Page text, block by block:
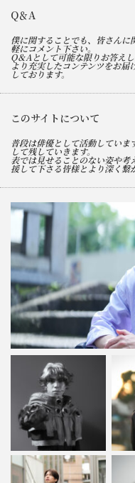
Q＆A
僕に関することでも、皆さん
軽にコメント下さい。
Q＆Aとして可能な限りお答えし
より充実したコンテンツをお届
しております。
このサイトについて
普段は俳優として活動してい
して残していきます。
表では見せることのない姿や
援して下さる皆様とより深く繋